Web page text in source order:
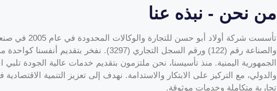
من نحن - نبذه عنا
تأسست شركة أولاد
والصناعة رقم (122) ورقم السجل التجاري (3297). نفخر
الجمهورية اليمنية. منذ تأسيسنا، نحن ملتزمون بتقديم خدمات عالية الجودة
والدولي، مع التركيز على الابتكار والاستدامة. نهدف إلى تعزيز التنمية
تجارية متكاملة وخدمات موثوقة.